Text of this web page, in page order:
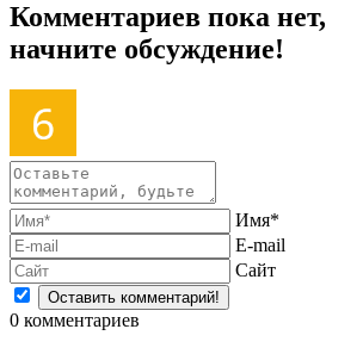
Комментариев пока нет,
начните обсуждение!
Имя*
E-mail
Сайт
0 комментариев